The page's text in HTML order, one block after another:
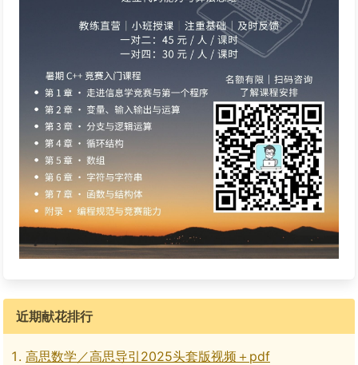
近期献花排行
高思数学／高思导引2025头套版视频＋pdf